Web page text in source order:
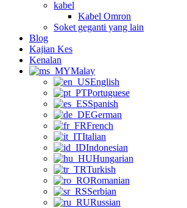
kabel
Kabel Omron
Soket geganti yang lain
Blog
Kajian Kes
Kenalan
Malay
English
Portuguese
Spanish
German
French
Italian
Indonesian
Hungarian
Turkish
Romanian
Serbian
Russian